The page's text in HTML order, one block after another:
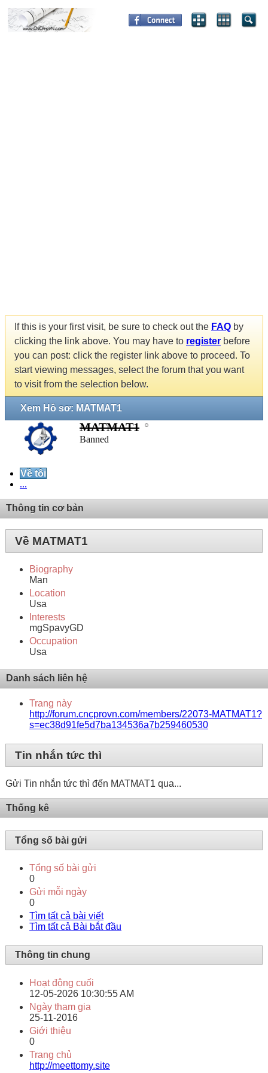
If this is your first visit, be sure to check out the FAQ by
clicking the link above. You may have to register before
you can post: click the register link above to proceed. To
start viewing messages, select the forum that you want
to visit from the selection below.
Xem Hồ sơ: MATMAT1
MATMAT1
Banned
Về tôi
...
Thông tin cơ bản
Về MATMAT1
Biography
Man
Location
Usa
Interests
mgSpavyGD
Occupation
Usa
Danh sách liên hệ
Trang này
http://forum.cncprovn.com/members/22073-MATMAT1?
s=ec38d91fe5d7ba134536a7b259460530
Tin nhắn tức thì
Gửi Tin nhắn tức thì đến MATMAT1 qua...
Thống kê
Tổng số bài gửi
Tổng số bài gửi
0
Gửi mỗi ngày
0
Tìm tất cả bài viết
Tìm tất cả Bài bắt đầu
Thông tin chung
Hoạt động cuối
12-05-2026 10:30:55 AM
Ngày tham gia
25-11-2016
Giới thiệu
0
Trang chủ
http://meettomy.site